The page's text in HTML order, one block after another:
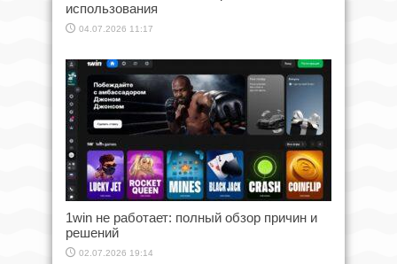
использования
04.07.2026 11:17
1win не работает: полный обзор причин и
решений
02.07.2026 19:14